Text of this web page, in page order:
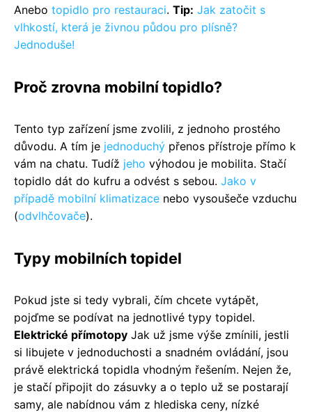
Anebo topidlo pro restauraci. Tip: Jak zatočit s
vlhkostí, která je živnou půdou pro plísně?
Jednoduše!
Proč zrovna mobilní topidlo?
Tento typ zařízení jsme zvolili, z jednoho prostého
důvodu. A tím je jednoduchý přenos přístroje přímo k
vám na chatu. Tudíž jeho výhodou je mobilita. Stačí
topidlo dát do kufru a odvést s sebou. Jako v
případě mobilní klimatizace nebo vysoušeče vzduchu
(odvlhčovače).
Typy mobilních topidel
Pokud jste si tedy vybrali, čím chcete vytápět,
pojďme se podívat na jednotlivé typy topidel.
Elektrické přímotopy Jak už jsme výše zmínili, jestli
si libujete v jednoduchosti a snadném ovládání, jsou
právě elektrická topidla vhodným řešením. Nejen že,
je stačí připojit do zásuvky a o teplo už se postarají
samy, ale nabídnou vám z hlediska ceny, nízké